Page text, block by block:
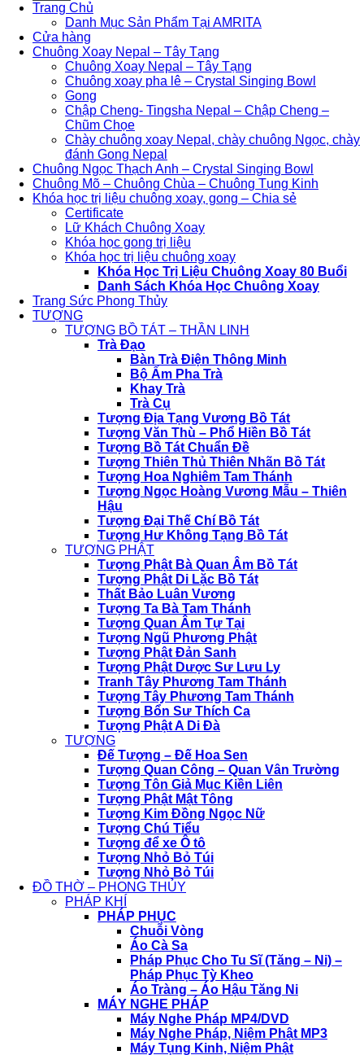
Trang Chủ
Danh Mục Sản Phẩm Tại AMRITA
Cửa hàng
Chuông Xoay Nepal – Tây Tạng
Chuông Xoay Nepal – Tây Tạng
Chuông xoay pha lê – Crystal Singing Bowl
Gong
Chập Cheng- Tingsha Nepal – Chập Cheng –
Chũm Chọe
Chày chuông xoay Nepal, chày chuông Ngọc, chày
đánh Gong Nepal
Chuông Ngọc Thạch Anh – Crystal Singing Bowl
Chuông Mõ – Chuông Chùa – Chuông Tụng Kinh
Khóa học trị liệu chuông xoay, gong – Chia sẻ
Certificate
Lữ Khách Chuông Xoay
Khóa học gong trị liệu
Khóa học trị liệu chuông xoay
Khóa Học Trị Liệu Chuông Xoay 80 Buổi
Danh Sách Khóa Học Chuông Xoay
Trang Sức Phong Thủy
TƯỢNG
TƯỢNG BỒ TÁT – THẦN LINH
Trà Đạo
Bàn Trà Điện Thông Minh
Bộ Ấm Pha Trà
Khay Trà
Trà Cụ
Tượng Địa Tạng Vương Bồ Tát
Tượng Văn Thù – Phổ Hiền Bồ Tát
Tượng Bồ Tát Chuẩn Đề
Tượng Thiên Thủ Thiên Nhãn Bồ Tát
Tượng Hoa Nghiêm Tam Thánh
Tượng Ngọc Hoàng Vương Mẫu – Thiên
Hậu
Tượng Đại Thế Chí Bồ Tát
Tượng Hư Không Tạng Bồ Tát
TƯỢNG PHẬT
Tượng Phật Bà Quan Âm Bồ Tát
Tượng Phật Di Lặc Bồ Tát
Thất Bảo Luân Vương
Tượng Ta Bà Tam Thánh
Tượng Quan Âm Tự Tại
Tượng Ngũ Phương Phật
Tượng Phật Đản Sanh
Tượng Phật Dược Sư Lưu Ly
Tranh Tây Phương Tam Thánh
Tượng Tây Phương Tam Thánh
Tượng Bổn Sư Thích Ca
Tượng Phật A Di Đà
TƯỢNG
Đế Tượng – Đế Hoa Sen
Tượng Quan Công – Quan Vân Trường
Tượng Tôn Giả Mục Kiền Liên
Tượng Phật Mật Tông
Tượng Kim Đồng Ngọc Nữ
Tượng Chú Tiểu
Tượng để xe Ô tô
Tượng Nhỏ Bỏ Túi
Tượng Nhỏ Bỏ Túi
ĐỒ THỜ – PHONG THỦY
PHÁP KHÍ
PHÁP PHỤC
Chuỗi Vòng
Áo Cà Sa
Pháp Phục Cho Tu Sĩ (Tăng – Ni) –
Pháp Phục Tỳ Kheo
Áo Tràng – Áo Hậu Tăng Ni
MÁY NGHE PHÁP
Máy Nghe Pháp MP4/DVD
Máy Nghe Pháp, Niệm Phật MP3
Máy Tụng Kinh, Niệm Phật